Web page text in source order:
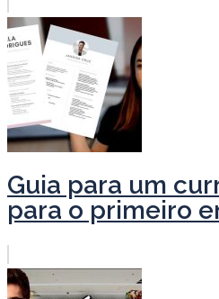
Guia para um
para o primeiro